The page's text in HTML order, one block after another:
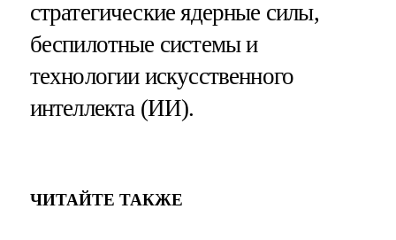
стратегические ядерные силы,
беспилотные системы и
технологии искусственного
интеллекта (ИИ).
ЧИТАЙТЕ ТАКЖЕ